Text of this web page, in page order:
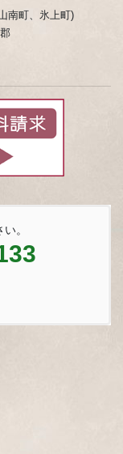
南町、氷上町)
。